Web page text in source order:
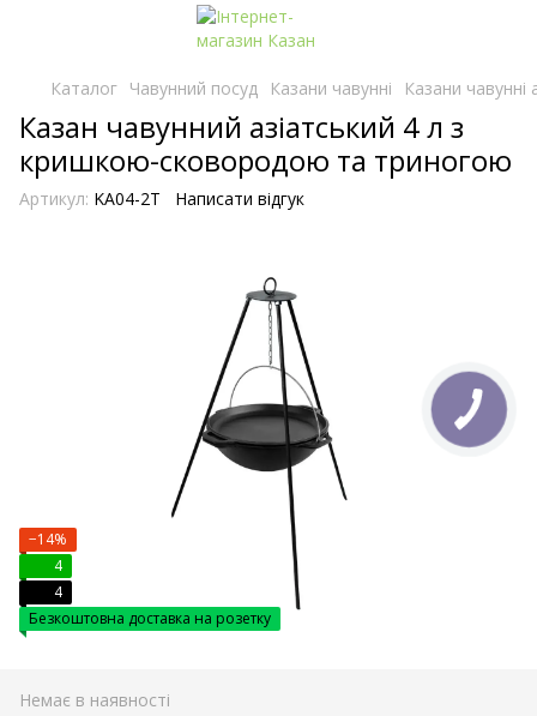
Каталог Чавунний посуд Казани чавунні Казани чавунні
Казан чавунний азіатський 4 л з
кришкою-сковородою та триногою
Артикул: KA04-2T Написати відгук
−14%
4
4
Безкоштовна доставка на розетку
Немає в наявності